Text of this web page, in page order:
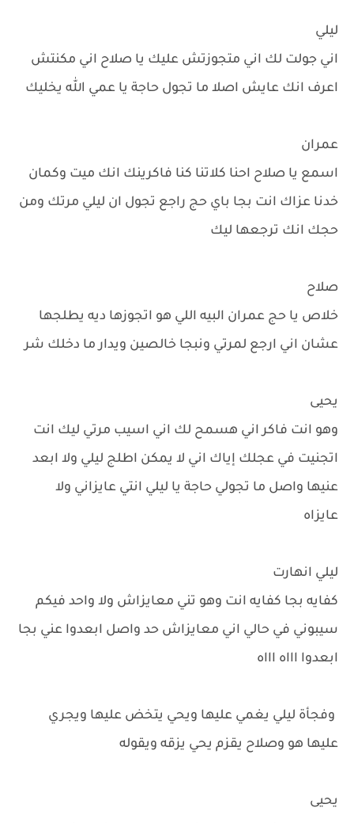
ليلي
اني جولت لك اني متجوزتش عليك يا صلاح اني مكنتش
اعرف انك عايش اصلا ما تجول حاجة يا عمي الله يخليك
عمران
اسمع يا صلاح احنا كلاتنا كنا فاكرينك انك ميت وكمان
خدنا عزاك انت بجا باي حج راجع تجول ان ليلي مرتك ومن
حجك انك ترجعها ليك
صلاح
خلاص يا حج عمران البيه اللي هو اتجوزها ديه يطلجها
عشان اني ارجع لمرتي ونبجا خالصين ويدار ما دخلك شر
يحيى
وهو انت فاكر اني هسمح لك اني اسيب مرتي ليك انت
اتجنيت في عجلك إياك اني لا يمكن اطلج ليلي ولا ابعد
عنيها واصل ما تجولي حاجة يا ليلي انتي عايزاني ولا
عايزاه
ليلي انهارت
كفايه بجا كفايه انت وهو تني معايزاش ولا واحد فيكم
سيبوني في حالي اني معايزاش حد واصل ابعدوا عني بجا
ابعدوا اااه اااه
وفجأة ليلي يغمي عليها ويحي يتخض عليها ويجري
عليها هو وصلاح يقزم يحي يزقه ويقوله
يحيى